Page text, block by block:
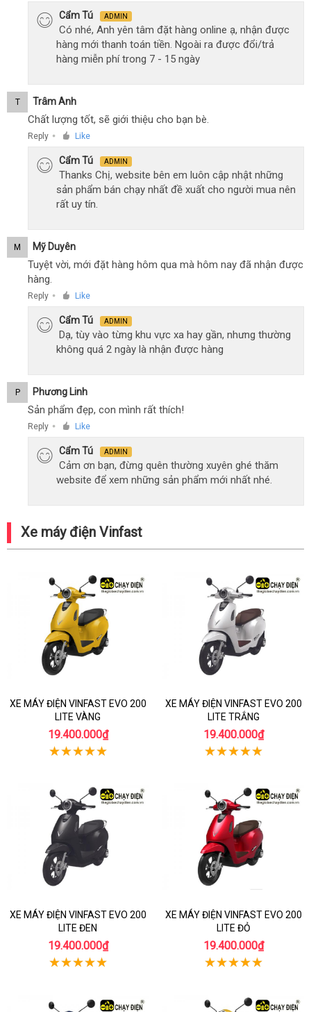
Cẩm Tú ADMIN
Có nhé, Anh yên tâm đặt hàng online ạ, nhận được
hàng mới thanh toán tiền. Ngoài ra được đổi/trả
hàng miễn phí trong 7 - 15 ngày
T Trâm Anh
Chất lượng tốt, sẽ giới thiệu cho bạn bè.
Reply ● Like
Cẩm Tú ADMIN
Thanks Chị, website bên em luôn cập nhật những
sản phẩm bán chạy nhất đề xuất cho người mua nên
rất uy tín.
M Mỹ Duyên
Tuyệt vời, mới đặt hàng hôm qua mà hôm nay đã nhận được
hàng.
Reply ● Like
Cẩm Tú ADMIN
Dạ, tùy vào từng khu vực xa hay gần, nhưng thường
không quá 2 ngày là nhận được hàng
P Phương Linh
Sản phẩm đẹp, con mình rất thích!
Reply ● Like
Cẩm Tú ADMIN
Cảm ơn bạn, đừng quên thường xuyên ghé thăm
website để xem những sản phẩm mới nhất nhé.
Xe máy điện Vinfast
XE MÁY ĐIỆN VINFAST EVO 200
LITE VÀNG
19.400.000₫
XE MÁY ĐIỆN VINFAST EVO 200
LITE TRẮNG
19.400.000₫
XE MÁY ĐIỆN VINFAST EVO 200
LITE ĐEN
19.400.000₫
XE MÁY ĐIỆN VINFAST EVO 200
LITE ĐỎ
19.400.000₫